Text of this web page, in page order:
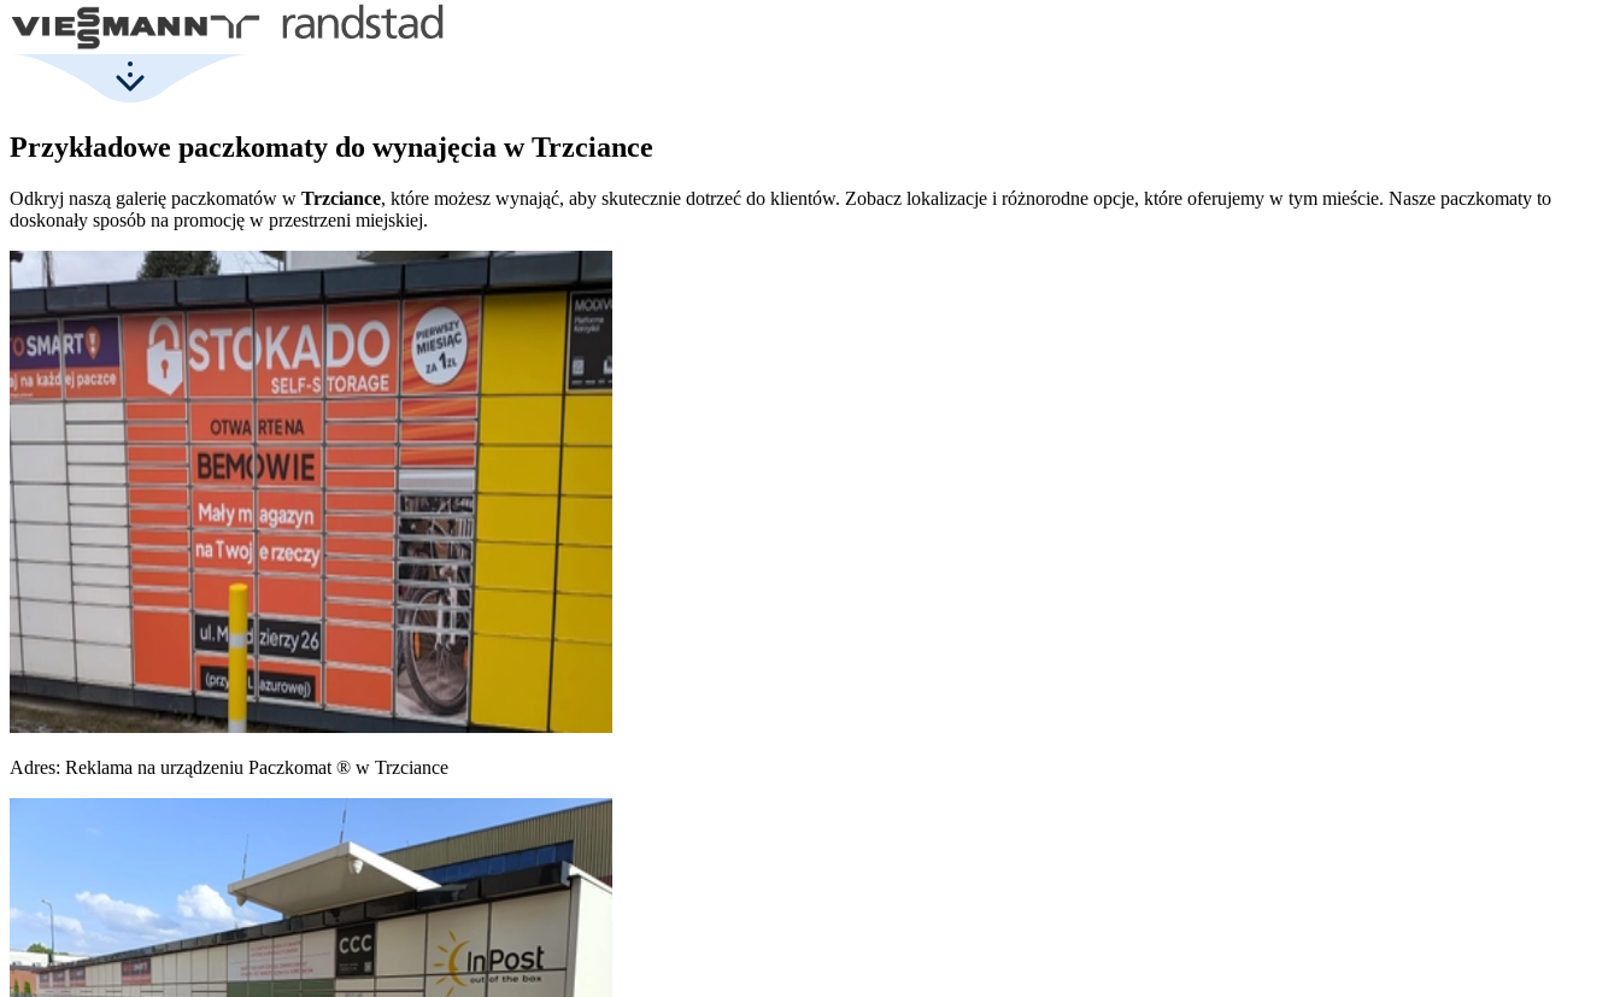
Przykładowe paczkomaty do wynajęcia w Trzciance
Odkryj naszą galerię paczkomatów w Trzciance, które możesz wynająć, aby skutecznie dotrzeć do klientów. Zobacz lokalizacje i różnorodne opcje, które oferujemy w tym mieście. Nasze paczkomaty to
doskonały sposób na promocję w przestrzeni miejskiej.
Adres: Reklama na urządzeniu Paczkomat ® w Trzciance